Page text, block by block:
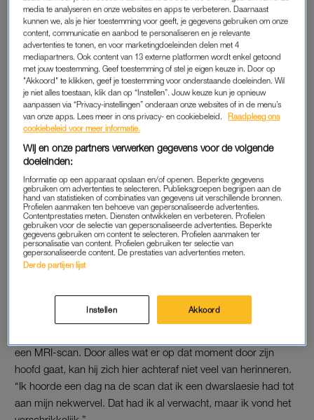
Aicha (27) brak haar rug na val
van paard: 'Ze checkten met
satéprikkers of ik verlamd was'
LEES MEER
ZIEKENHUIS
Zijn vrienden tillen de verlamde Tijs op en leggen hem neer
tussen een bierkrat en muziekbox. In paniek bellen ze het
noodnummer. Ook Tijs’ zus, die zich op dat moment aan de
andere kant van het strand bevindt, komt aangerend om te
helpen. Tegen de tijd dat de ambulance er is, zijn ook zijn
ouders aanwezig. “Ik heb alles meegekregen en ik had al het
gevoel dat er iets echt niet goed zat. Toen ik op de brancard
werd gelegd, gingen we met gierende banden naar het
een MRI-scan. Door alles wat er op dat moment door zijn
hoofd gaat, kan hij zich hier achteraf niet veel van herinneren.
“Ik hoorde een dag na de scan dat ik een dwarslaesie had tot
aan mijn nekwervel. Dat had ik al verwacht, maar ik vond het
media te analyseren en onze websites en apps te verbeteren. Daarnaast
kunnen we, als je hier toestemming voor geeft, je gegevens gebruiken om onze
content, communicatie en aanbod te personaliseren en je relevante
advertenties te tonen, en voor marketingdoeleinden delen met 4
mediapartners. Ook content van 13 externe platformen wordt enkel getoond
met jouw toestemming. Geef toestemming of stel je eigen keuze in. Door op
"Akkoord" te klikken, geef je toestemming voor onderstaande doeleinden. Wil
je niet alles toestaan, klik dan op “Instellen”. Jouw keuze kun je opnieuw
aanpassen via “Privacy-instellingen” onderaan onze websites of in de menu’s
van onze apps. Lees meer in ons privacy- en cookiebeleid.
Raadpleeg ons
cookiebeleid voor meer informatie.
Wij en onze partners verwerken gegevens voor de volgende
doeleinden:
Informatie op een apparaat opslaan en/of openen. Beperkte gegevens
gebruiken om advertenties te selecteren. Publieksgroepen begrijpen aan de
hand van statistieken of combinaties van gegevens uit verschillende bronnen.
Profielen aanmaken ten behoeve van gepersonaliseerde advertenties.
Contentprestaties meten. Diensten ontwikkelen en verbeteren. Profielen
gebruiken voor de selectie van gepersonaliseerde advertenties. Beperkte
gegevens gebruiken om content te selecteren. Profielen aanmaken ter
personalisatie van content. Profielen gebruiken ter selectie van
gepersonaliseerde content. De prestaties van advertenties meten.
Derde partijen lijst
Instellen Akkoord